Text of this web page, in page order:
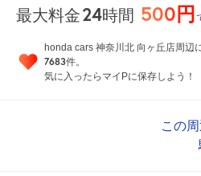
最大料金24時間 500円
honda cars 神奈川北 向ヶ丘店周辺
7683件。
気に入ったらマイPに保存しよう！
この